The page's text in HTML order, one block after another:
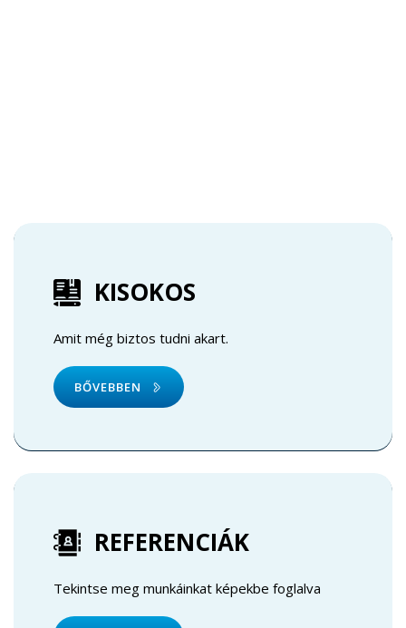
KISOKOS
Amit még biztos tudni akart.
BŐVEBBEN
REFERENCIÁK
Tekintse meg munkáinkat képekbe foglalva